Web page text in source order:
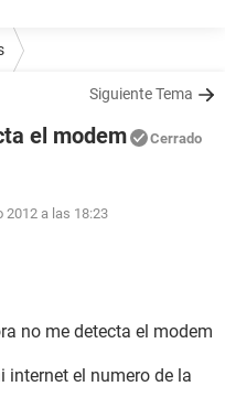
Siguiente Tema
el modem Cerrado
2012 a las 18:23
no me detecta el modem
internet el numero de la